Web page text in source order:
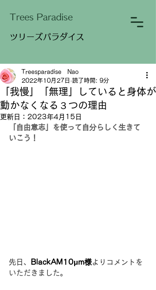
​Trees Paradise
​ツリーズパラダイス
「我慢」「無理」していると身体が
動かなくなる３つの理由
Treesparadise Nao
2022年10月27日 読了時間: 9分
更新日： 2023年4月15日
「自由意志」を使って自分らしく生きて
いこう！
先日、 BlackAM10μm様よりコメントを
いただきました。